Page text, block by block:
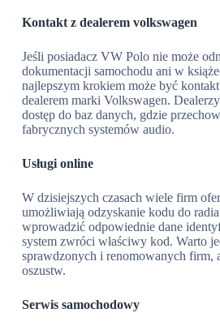
Kontakt z dealerem volkswagen
Jeśli posiadacz VW Polo nie może
dokumentacji samochodu ani w
najlepszym krokiem może być
dealerem marki Volkswagen.
dostęp do baz danych, gdzie
fabrycznych systemów audio.
Usługi online
W dzisiejszych czasach wiele firm
umożliwiają odzyskanie kodu do
wprowadzić odpowiednie dane
system zwróci właściwy kod. Warto
sprawdzonych i renomowanych firm,
oszustw.
Serwis samochodowy